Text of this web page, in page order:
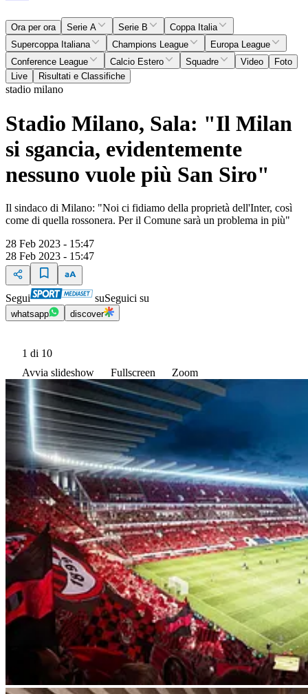
Ora per ora Serie A Serie B
Coppa Italia
Supercoppa Italiana
Champions League
Europa League
Conference League
Calcio Estero Squadre Video
Foto
Live
Risultati e Classifiche
stadio milano
Stadio Milano, Sala: "Il Milan
si sgancia, evidentemente
nessuno vuole più San Siro"
Il sindaco di Milano: "Noi ci fidiamo della proprietà dell'Inter, così
come di quella rossonera. Per il Comune sarà un problema in più"
28 Feb 2023 - 15:47
28 Feb 2023 - 15:47
Segui suSeguici su
whatsapp discover
1 di 10
Avvia slideshow
Fullscreen Zoom